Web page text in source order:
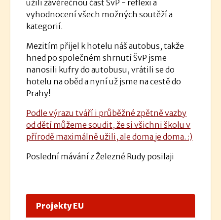
užili závěrečnou část ŠvP - reflexi a
vyhodnocení všech možných soutěží a
kategorií.
Mezitím přijel k hotelu náš autobus, takže
hned po společném shrnutí ŠvP jsme
nanosili kufry do autobusu, vrátili se do
hotelu na oběd a nyní už jsme na cestě do
Prahy!
Podle výrazu tváří i průběžné zpětně vazby
od dětí můžeme soudit, že si všichni školu v
přírodě maximálně užili, ale doma je doma. :)
Poslední mávání z Železné Rudy posilaji
Projekty EU